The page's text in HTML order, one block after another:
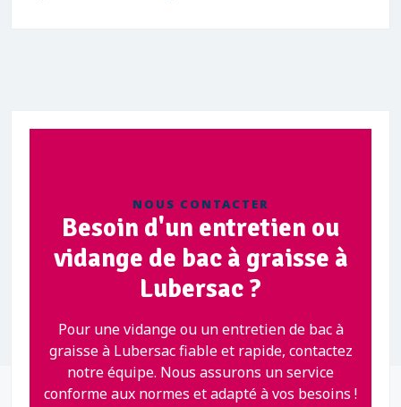
NOUS CONTACTER
Besoin d'un entretien ou
vidange de bac à graisse à
Lubersac ?
Pour une vidange ou un entretien de bac à
graisse à Lubersac fiable et rapide, contactez
notre équipe. Nous assurons un service
conforme aux normes et adapté à vos besoins !